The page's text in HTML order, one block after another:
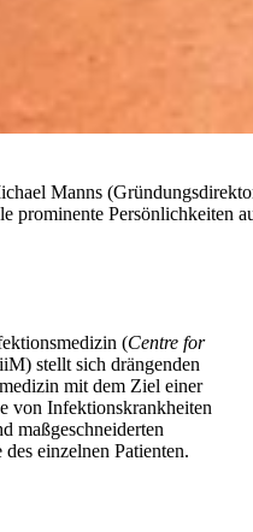
Manns
prominente
(Centre for
stellt sich drängenden
mit dem Ziel einer
von Infektionskrankheiten
maßgeschneiderten
einzelnen Patienten.